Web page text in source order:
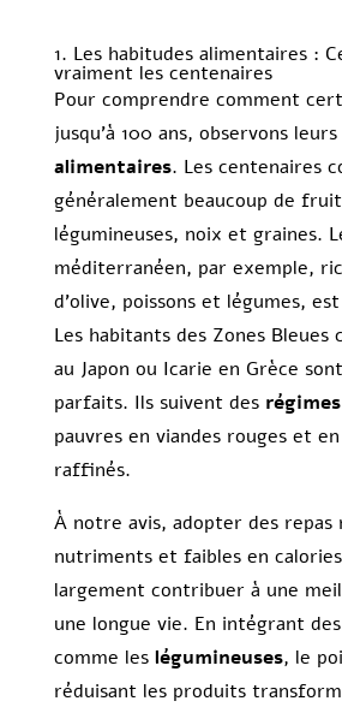
1. Les habitudes alimentaires :
vraiment les centenaires
Pour comprendre comment
jusqu’à 100 ans, observons leurs
alimentaires. Les centenaires
généralement beaucoup de
légumineuses, noix et graines.
méditerranéen, par exemple,
d’olive, poissons et légumes,
Les habitants des Zones Bleues
au Japon ou Icarie en Grèce
parfaits. Ils suivent des
pauvres en viandes rouges et
raffinés.
À notre avis, adopter des repas
nutriments et faibles en
largement contribuer à une
une longue vie. En intégrant
comme les légumineuses, le
réduisant les produits